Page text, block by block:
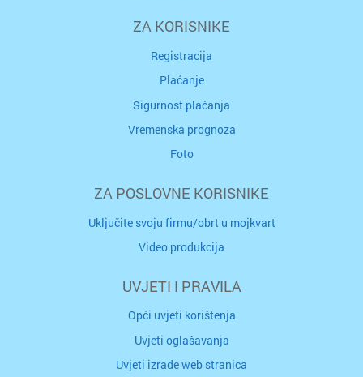
ZA KORISNIKE
Registracija
Plaćanje
Sigurnost plaćanja
Vremenska prognoza
Foto
ZA POSLOVNE KORISNIKE
Uključite svoju firmu/obrt u mojkvart
Video produkcija
UVJETI I PRAVILA
Opći uvjeti korištenja
Uvjeti oglašavanja
Uvjeti izrade web stranica